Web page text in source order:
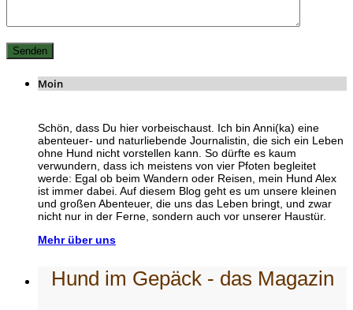
Moin
Schön, dass Du hier vorbeischaust. Ich bin Anni(ka) eine
abenteuer- und naturliebende Journalistin, die sich ein Leben
ohne Hund nicht vorstellen kann. So dürfte es kaum
verwundern, dass ich meistens von vier Pfoten begleitet
werde: Egal ob beim Wandern oder Reisen, mein Hund Alex
ist immer dabei. Auf diesem Blog geht es um unsere kleinen
und großen Abenteuer, die uns das Leben bringt, und zwar
nicht nur in der Ferne, sondern auch vor unserer Haustür.
Mehr über uns
Hund im Gepäck - das Magazin